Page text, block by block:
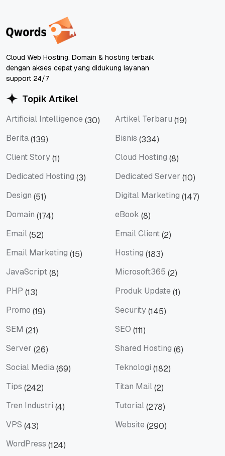
Cloud Web Hosting. Domain & hosting terbaik
dengan akses cepat yang didukung layanan
support 24/7
Topik Artikel
Artificial Intelligence (30) Artikel Terbaru (19)
Berita(139) Bisnis (334)
Client Story(1) Cloud Hosting (8)
Dedicated Hosting (3) Dedicated Server (10)
Design (51) Digital Marketing (147)
Domain (174) eBook (8)
Email(52) Email Client(2)
Email Marketing (15) Hosting (183)
JavaScript(8) Microsoft365 (2)
PHP (13) Produk Update (1)
Promo (19) Security(145)
SEM (21) SEO (111)
Server (26) Shared Hosting (6)
Social Media(69) Teknologi (182)
Tips (242) Titan Mail(2)
Tren Industri (4) Tutorial(278)
VPS (43) Website (290)
WordPress (124)